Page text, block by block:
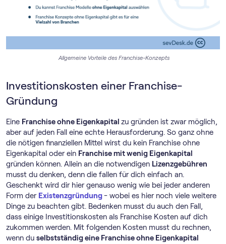
Allgemeine Vorteile des Franchise-Konzepts
Investitionskosten einer Franchise-
Gründung
Eine Franchise ohne Eigenkapital zu gründen ist zwar möglich,
aber auf jeden Fall eine echte Herausforderung. So ganz ohne
die nötigen finanziellen Mittel wirst du kein Franchise ohne
Eigenkapital oder ein Franchise mit wenig Eigenkapital
gründen können. Allein an die notwendigen Lizenzgebühren
musst du denken, denn die fallen für dich einfach an.
Geschenkt wird dir hier genauso wenig wie bei jeder anderen
Form der Existenzgründung- wobei es hier noch viele weitere
Dinge zu beachten gibt. Bedenken musst du auch den Fall,
dass einige Investitionskosten als Franchise Kosten auf dich
zukommen werden. Mit folgenden Kosten musst du rechnen,
wenn du selbstständig eine Franchise ohne Eigenkapital